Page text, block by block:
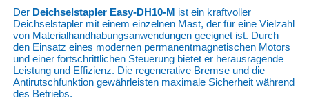
Der Deichselstapler Easy-DH10-M ist ein kraftvoller
Deichselstapler mit einem einzelnen Mast, der für eine Vielzahl
von Materialhandhabungsanwendungen geeignet ist. Durch
den Einsatz eines modernen permanentmagnetischen Motors
und einer fortschrittlichen Steuerung bietet er herausragende
Leistung und Effizienz. Die regenerative Bremse und die
Antirutschfunktion gewährleisten maximale Sicherheit während
des Betriebs.